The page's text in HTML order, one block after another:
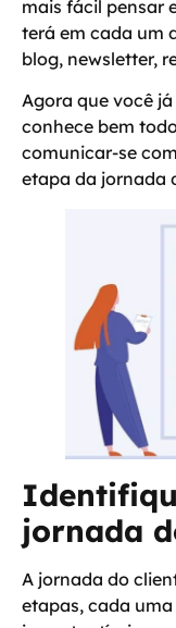
mais fácil pensar
terá em cada um
blog, newsletter,
Agora que você
conhece bem
comunicar-se
etapa da jornada
jornada
A jornada do
etapas, cada